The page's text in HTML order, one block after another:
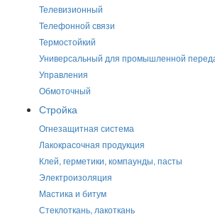
Телевизионный
Телефонной связи
Термостойкий
Универсальный для промышленной
Управления
Обмоточный
Стройка
Огнезащитная система
Лакокрасочная продукция
Клей, герметики, компаунды, пасты
Электроизоляция
Мастика и битум
Стеклоткань, лакоткань